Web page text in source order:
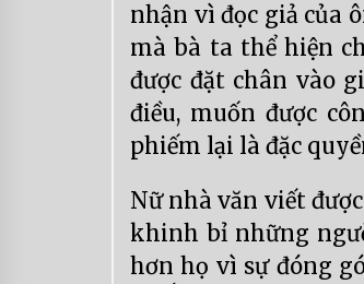
nhận vì đọc giả của
mà bà ta thể hiện
được đặt chân vào
điều, muốn được
phiếm lại là đặc
Nữ nhà văn viết
khinh bỉ những
hơn họ vì sự đóng